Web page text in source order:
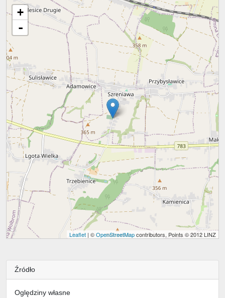
+
-
Leaflet | ©OpenStreetMapcontributors, Points © 2012 LINZ
Źródło
Oględziny własne